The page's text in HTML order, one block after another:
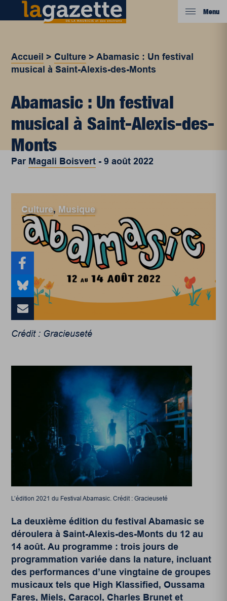
Menu
Accueil > Culture >Abamasic : Un festival
musical à Saint-Alexis-des-Monts
Abamasic : Un festival
musical à Saint-Alexis-des-
Monts
Par Magali Boisvert -9 août 2022
Culture, Musique
Crédit : Gracieuseté
L’édition 2021 du Festival Abamasic. Crédit : Gracieuseté
La deuxième édition du festival Abamasic se
déroulera à Saint-Alexis-des-Monts du 12 au
14 août. Au programme : trois jours de
programmation variée dans la nature, incluant
des performances d’une vingtaine de groupes
musicaux tels que High Klassified, Oussama
Fares, Miels, Caracol, Charles Brunet et